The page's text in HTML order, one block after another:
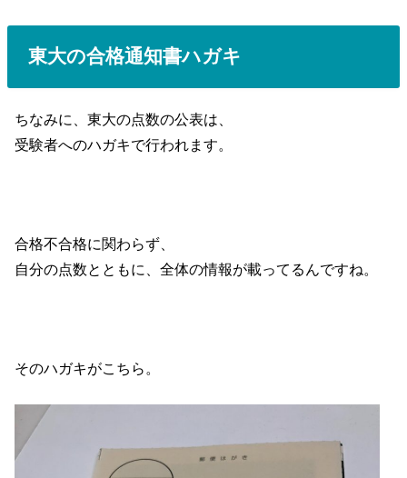
東大の合格通知書ハガキ
ちなみに、東大の点数の公表は、
受験者へのハガキで行われます。
合格不合格に関わらず、
自分の点数とともに、全体の情報が載ってるんですね。
そのハガキがこちら。